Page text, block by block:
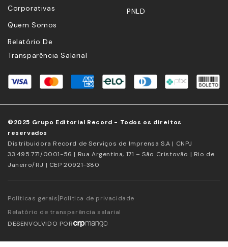
Corporativas
Quem Somos
Relatório De
Transparência Salarial
PNLD
©2025 Grupo Editorial Record - Todos os direitos
reservados
Distribuidora Record de Serviços de Imprensa S.A | CNPJ
33.495.771/0001-56 | Rua Argentina, 171 – São Cristovão | Rio de
Janeiro/RJ | CEP 20921-380
Políticas gerais|Política de privacidade
Relatório de transparência salarial
DESENVOLVIDO POR